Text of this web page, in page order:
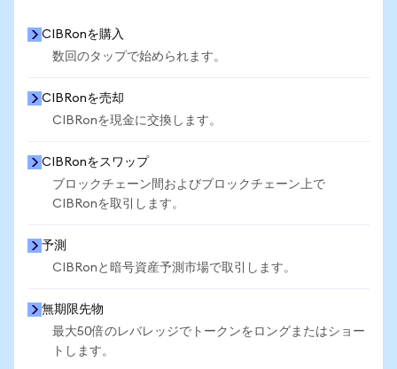
CIBRonを購入
数回のタップで始められます。
CIBRonを売却
CIBRonを現金に交換します。
CIBRonをスワップ
ブロックチェーン間およびブロックチェーン上で
CIBRonを取引します。
予測
CIBRonと暗号資産予測市場で取引します。
無期限先物
最大50倍のレバレッジでトークンをロングまたはショー
トします。